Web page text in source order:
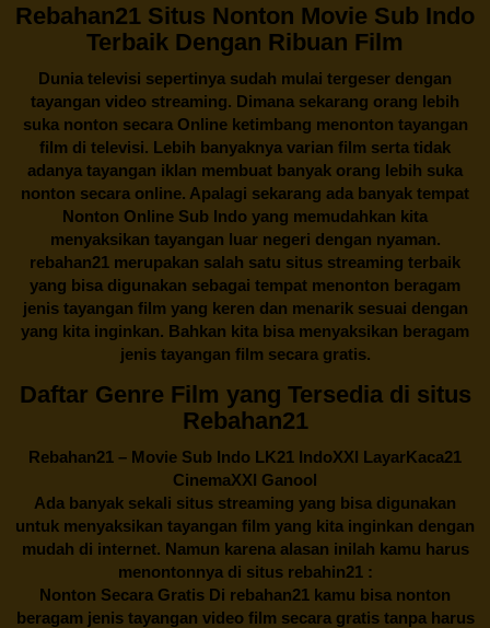
Rebahan21 Situs Nonton Movie Sub Indo
Terbaik Dengan Ribuan Film
Dunia televisi sepertinya sudah mulai tergeser dengan
tayangan video streaming. Dimana sekarang orang lebih
suka nonton secara Online ketimbang menonton tayangan
film di televisi. Lebih banyaknya varian film serta tidak
adanya tayangan iklan membuat banyak orang lebih suka
nonton secara online. Apalagi sekarang ada banyak tempat
Nonton Online Sub Indo yang memudahkan kita
menyaksikan tayangan luar negeri dengan nyaman.
rebahan21 merupakan salah satu situs streaming terbaik
yang bisa digunakan sebagai tempat menonton beragam
jenis tayangan film yang keren dan menarik sesuai dengan
yang kita inginkan. Bahkan kita bisa menyaksikan beragam
jenis tayangan film secara gratis.
Daftar Genre Film yang Tersedia di situs
Rebahan21
Rebahan21 – Movie Sub Indo LK21 IndoXXI LayarKaca21
CinemaXXI Ganool
Ada banyak sekali situs streaming yang bisa digunakan
untuk menyaksikan tayangan film yang kita inginkan dengan
mudah di internet. Namun karena alasan inilah kamu harus
menontonnya di situs rebahin21 :
Nonton Secara Gratis Di rebahan21 kamu bisa nonton
beragam jenis tayangan video film secara gratis tanpa harus